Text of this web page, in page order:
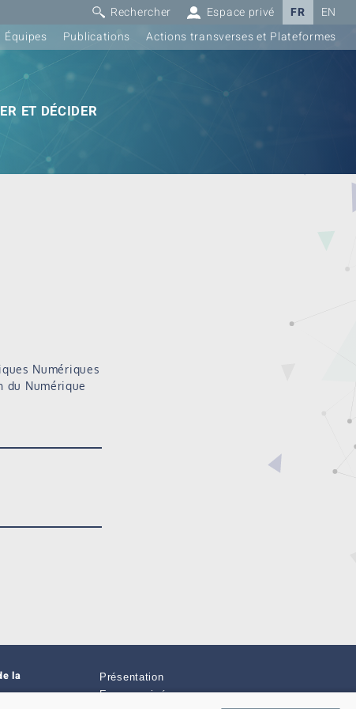
Rechercher Espace privé FR
EN
Équipes Publications Actions transverses et Plateformes
ET DÉCIDER
Numériques
du Numérique
la
Présentation
Espace privé